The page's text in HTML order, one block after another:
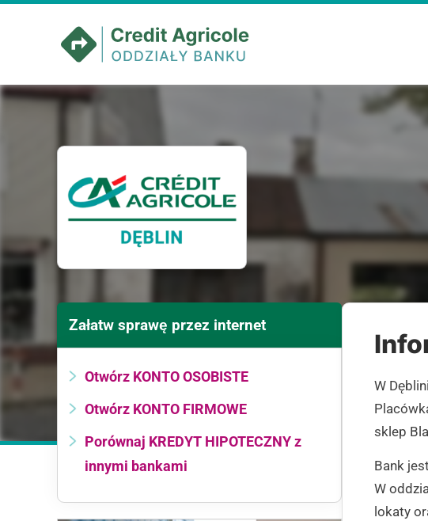
Załatw sprawę przez internet
Otwórz KONTO OSOBISTE
Otwórz KONTO FIRMOWE
Porównaj KREDYT HIPOTECZNY z
innymi bankami
W
sklep
Bank
W
lokaty